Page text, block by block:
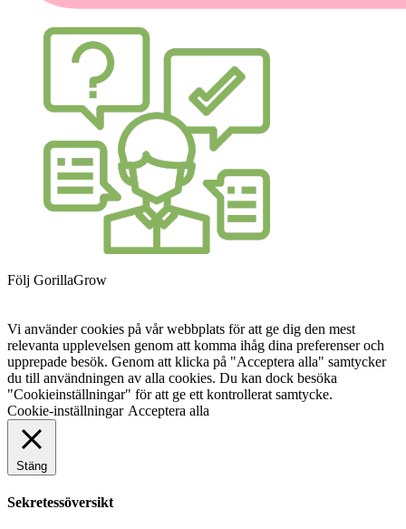
Följ GorillaGrow
Vi använder cookies på vår webbplats för att ge dig den mest
relevanta upplevelsen genom att komma ihåg dina preferenser och
upprepade besök. Genom att klicka på "Acceptera alla" samtycker
du till användningen av alla cookies. Du kan dock besöka
"Cookieinställningar" för att ge ett kontrollerat samtycke.
Cookie-inställningar Acceptera alla
Stäng
Sekretessöversikt